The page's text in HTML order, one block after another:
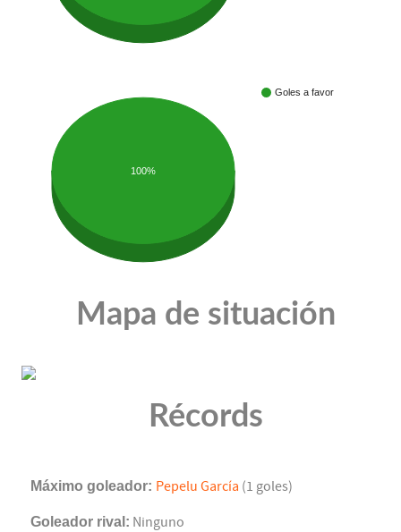
Goles a favor
100%
Mapa de situación
Récords
Máximo goleador: Pepelu García (1 goles)
Goleador rival: Ninguno